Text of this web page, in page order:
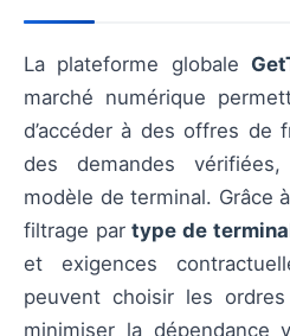
La plateforme globale
marché numérique
d’accéder à des offres de
des demandes
modèle de terminal. Grâce
filtrage partype de
et exigences
peuvent choisir les
minimiser la dépendance